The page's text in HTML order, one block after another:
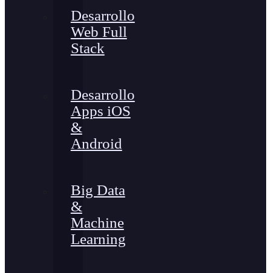
Desarrollo
Web Full
Stack
Desarrollo
Apps iOS
&
Android
Big Data
&
Machine
Learning